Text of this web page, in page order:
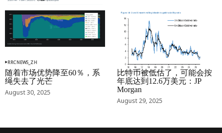
RRCNEWS_ZH
随着市场优势降至60％，系
绳失去了光芒
August 30, 2025
RRCNEWS_ZH
比特币被低估了，可能会按
年底达到12.6万美元：JP
Morgan
August 29, 2025